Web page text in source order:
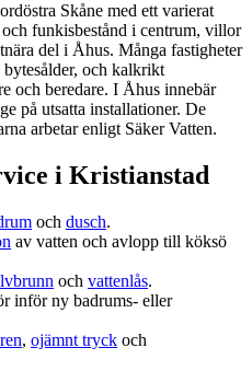
Skåne med ett varierat
funkisbestånd i centrum, villor
del i Åhus. Många fastigheter
bytesålder, och kalkrikt
och beredare. I Åhus innebär
på utsatta installationer. De
arbetar enligt Säker Vatten.
i Kristianstad
och dusch.
av vatten och avlopp till köksö
och vattenlås.
inför ny badrums‑ eller
, ojämnt tryck och